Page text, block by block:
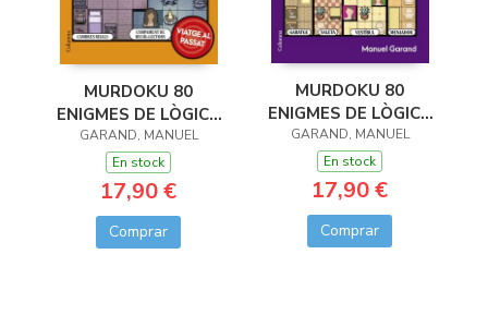
MURDOKU 80
ENIGMES DE LÒGICA
I ASSASSINATS
GARAND, MANUEL
En stock
17,90 €
Comprar
MURDOKU 80
ENIGMES DE LÒGICA
I ASSASINATS
GARAND, MANUEL
En stock
17,90 €
Comprar